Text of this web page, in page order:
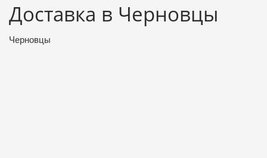
Доставка в Черновцы
Черновцы